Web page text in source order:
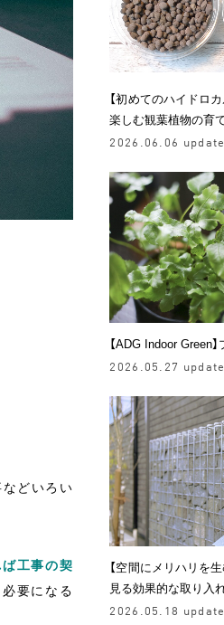
どいろい
ば工事の契
要になる
【初めてのハイドロ
楽しむ観葉植物の育
2026.06.06
【ADG Indoor Green
2026.05.27 update.
【空間にメリハリを
見る効果的な取り入
2026.05.18